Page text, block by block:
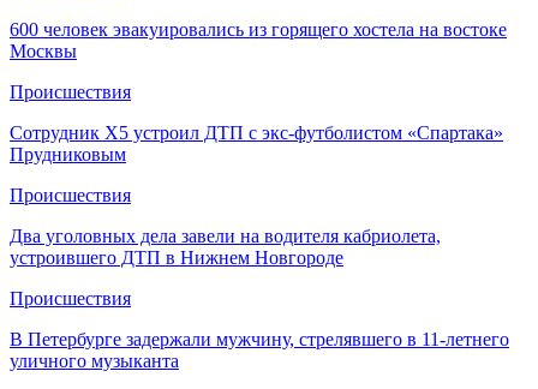
600 человек эвакуировались из горящего хостела на востоке
Москвы
Происшествия
Сотрудник Х5 устроил ДТП с экс-футболистом «Спартака»
Прудниковым
Происшествия
Два уголовных дела завели на водителя кабриолета,
устроившего ДТП в Нижнем Новгороде
Происшествия
В Петербурге задержали мужчину, стрелявшего в 11-летнего
уличного музыканта